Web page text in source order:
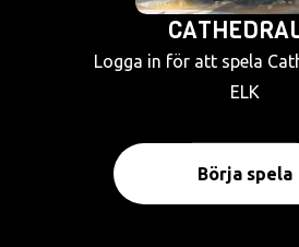
Logga in för att spela
ELK
Börja spela